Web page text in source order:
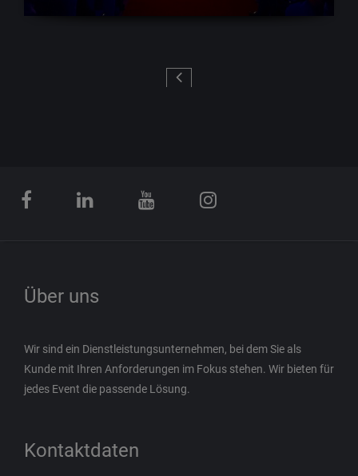
Über uns
Wir sind ein Dienstleistungsunternehmen, bei dem Sie als
Kunde mit Ihren Anforderungen im Fokus stehen. Wir bieten für
jedes Event die passende Lösung.
Kontaktdaten